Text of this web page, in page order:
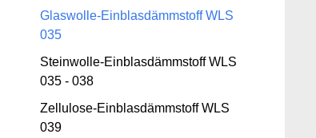
Glaswolle-Einblasdämmstoff WLS
035
Steinwolle-Einblasdämmstoff WLS
035 - 038
Zellulose-Einblasdämmstoff WLS
039